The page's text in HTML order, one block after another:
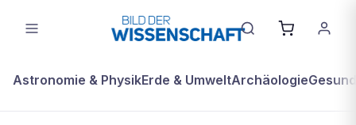
Astronomie & PhysikErde & UmweltArchäologie